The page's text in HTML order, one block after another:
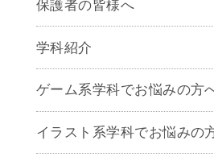
保護者の皆様へ
学科紹介
ゲームクリエイター学科
CG学科
アニメーション学科
ゲーム系学科でお悩みの方
イラスト系学科でお悩みの